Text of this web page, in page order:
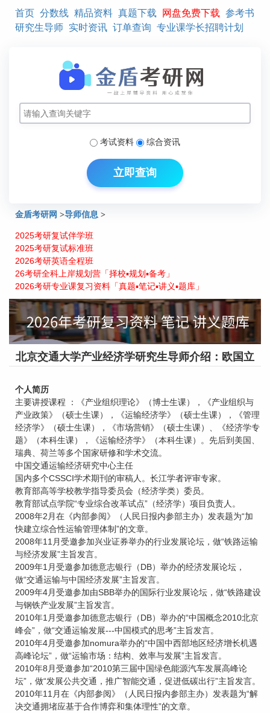
首页 分数线 精品资料 真题下载 网盘免费下载 参考书
研究生导师 实时资讯 订单查询 专业课学长招聘计划
考试资料 综合资讯
立即查询
金盾考研网 >导师信息 >
北京交通大学产业经济学研究生导师介绍：欧国立
2025考研复试伴学班
2025考研复试标准班
2026考研英语全程班
26考研全科上岸规划营「择校▪规划▪备考」
2026考研专业课复习资料「真题▪笔记▪讲义▪题库」
北京交通大学产业经济学研究生导师介绍：欧国立
个人简历
主要讲授课程 ：《产业组织理论》（博士生课），《产业组织与
产业政策》（硕士生课），《运输经济学》（硕士生课），《管理
经济学》（硕士生课），《市场营销》（硕士生课）、《经济学专
题》（本科生课），《运输经济学》（本科生课）。先后到美国、
瑞典、荷兰等多个国家研修和学术交流。
中国交通运输经济研究中心主任
国内多个CSSCI学术期刊的审稿人。长江学者评审专家。
教育部高等学校教学指导委员会（经济学类）委员。
教育部试点学院“专业综合改革试点”（经济学）项目负责人。
2008年2月在《内部参阅》（人民日报内参部主办）发表题为“加
快建立综合性运输管理体制”的文章。
2008年11月受邀参加兴业证券举办的行业发展论坛，做“铁路运输
与经济发展”主旨发言。
2009年1月受邀参加德意志银行（DB）举办的经济发展论坛，
做“交通运输与中国经济发展”主旨发言。
2009年4月受邀参加由SBB举办的国际行业发展论坛，做“铁路建设
与钢铁产业发展”主旨发言。
2010年1月受邀参加德意志银行（DB）举办的“中国概念2010北京
峰会”，做“交通运输发展---中国模式的思考”主旨发言。
2010年4月受邀参加nomura举办的“中国中西部地区经济增长机遇
高峰论坛”，做“运输市场：结构、效率与发展”主旨发言。
2010年8月受邀参加“2010第三届中国绿色能源汽车发展高峰论
坛”，做“发展公共交通，推广智能交通，促进低碳出行”主旨发言。
2010年11月在《内部参阅》（人民日报内参部主办）发表题为“解
决交通拥堵应基于合作博弈和集体理性”的文章。